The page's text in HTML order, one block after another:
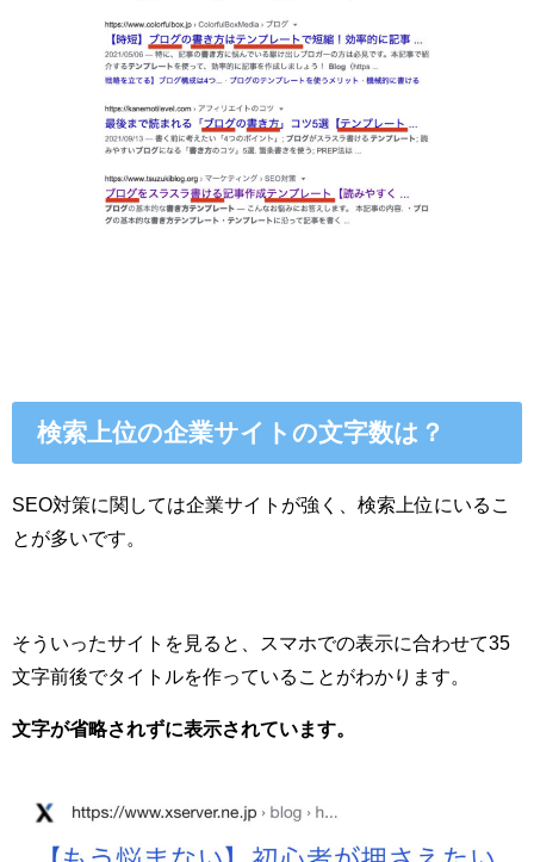
検索上位の企業サイトの文字数は？
SEO対策に関しては企業サイトが強く、検索上位にいるこ
とが多いです。
そういったサイトを見ると、スマホでの表示に合わせて35
文字前後でタイトルを作っていることがわかります。
文字が省略されずに表示されています。